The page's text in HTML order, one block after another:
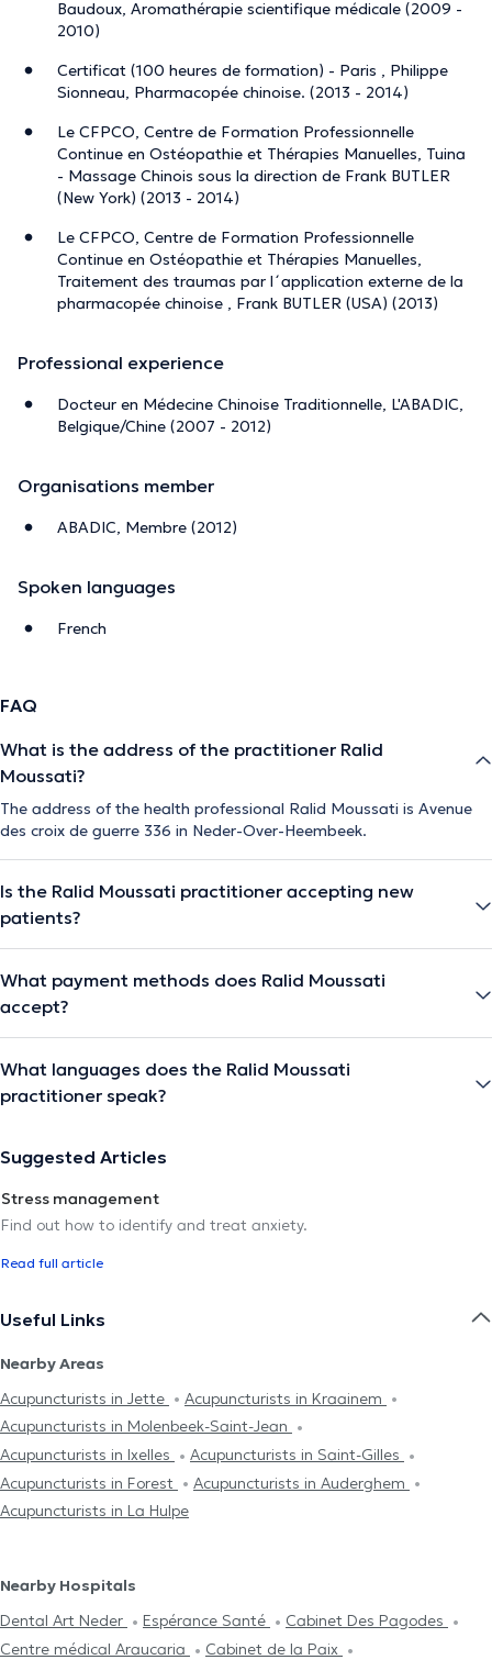
Baudoux, Aromathérapie scientifique médicale (2009 -
2010)
Certificat (100 heures de formation) - Paris , Philippe
Sionneau, Pharmacopée chinoise. (2013 - 2014)
Le CFPCO, Centre de Formation Professionnelle
Continue en Ostéopathie et Thérapies Manuelles, Tuina
- Massage Chinois sous la direction de Frank BUTLER
(New York) (2013 - 2014)
Le CFPCO, Centre de Formation Professionnelle
Continue en Ostéopathie et Thérapies Manuelles,
Traitement des traumas par l´application externe de la
pharmacopée chinoise , Frank BUTLER (USA) (2013)
Professional experience
Docteur en Médecine Chinoise Traditionnelle, L'ABADIC,
Belgique/Chine (2007 - 2012)
Organisations member
ABADIC, Membre (2012)
Spoken languages
French
FAQ
What is the address of the practitioner Ralid
Moussati?
The address of the health professional Ralid Moussati is Avenue
des croix de guerre 336 in Neder-Over-Heembeek.
Is the Ralid Moussati practitioner accepting new
patients?
What payment methods does Ralid Moussati
accept?
What languages does the Ralid Moussati
practitioner speak?
Suggested Articles
Stress management
Find out how to identify and treat anxiety.
Read full article
Useful Links
Nearby Areas
Acupuncturists in Jette
Acupuncturists in Kraainem
Acupuncturists in Molenbeek-Saint-Jean
Acupuncturists in Ixelles
Acupuncturists in Saint-Gilles
Acupuncturists in Forest
Acupuncturists in Auderghem
Acupuncturists in La Hulpe
Nearby Hospitals
Dental Art Neder
Espérance Santé
Cabinet Des Pagodes
Centre médical Araucaria
Cabinet de la Paix